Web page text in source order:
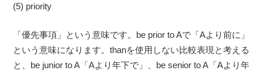
(5) priority
「優先事項」という意味です。be prior to Aで「Aより前に」
という意味になります。thanを使用しない比較表現と考える
と、be junior to A「Aより年下で」、be senior to A「Aより年